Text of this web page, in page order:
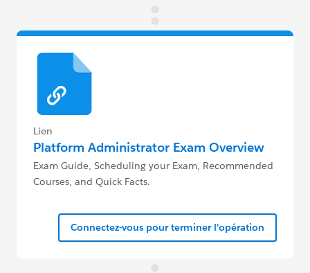
Lien
Platform Administrator Exam Overview
Exam Guide, Scheduling your Exam, Recommended
Courses, and Quick Facts.
Connectez-vous pour terminer l'opération